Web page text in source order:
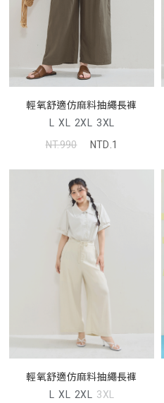
輕氧舒適仿麻料抽繩長褲
L XL 2XL 3XL
NT.990
NTD.1
輕氧舒適仿麻料抽繩長褲
L XL 2XL 3XL